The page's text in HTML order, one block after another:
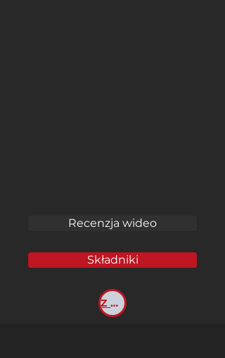
Recenzja wideo
Składniki
Z POWROTEM